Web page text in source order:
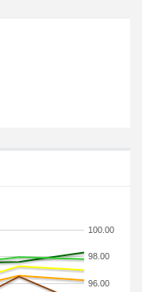
96.00
98.00
100.00